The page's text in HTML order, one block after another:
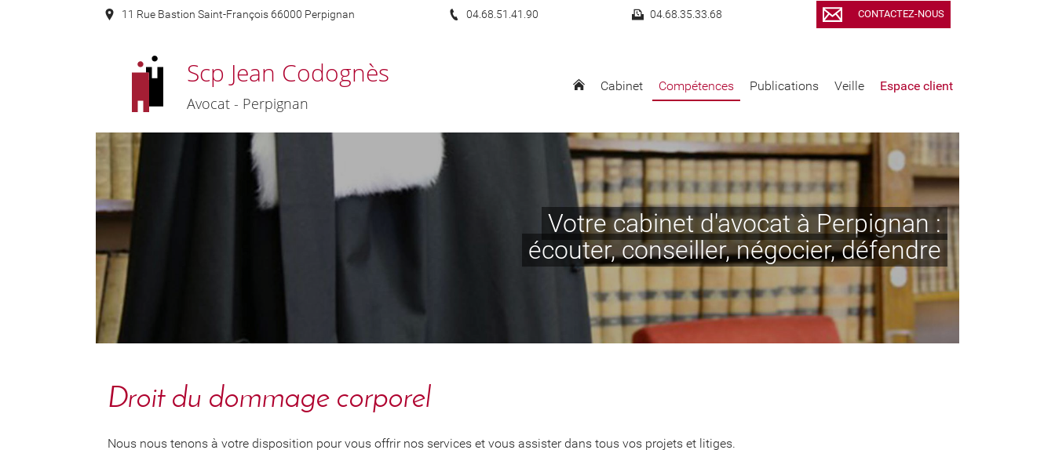
Scp Jean Codognès
Avocat - Perpignan
Cabinet Compétences Publications Veille Espace client
11 Rue Bastion Saint-François 66000 Perpignan 04.68.51.41.90 04.68.35.33.68 CONTACTEZ-NOUS
Votre cabinet d'avocat à Perpignan :
écouter, conseiller, négocier, défendre
Droit du dommage corporel
Nous nous tenons à votre disposition pour vous offrir nos services et vous assister dans tous vos projets et litiges.